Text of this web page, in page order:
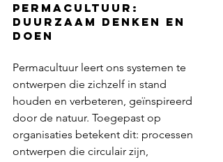
Permacultuur:
Duurzaam denken en
doen
Permacultuur leert ons systemen te
ontwerpen die zichzelf in stand
houden en verbeteren, geïnspireerd
door de natuur. Toegepast op
organisaties betekent dit: processen
ontwerpen die circulair zijn,